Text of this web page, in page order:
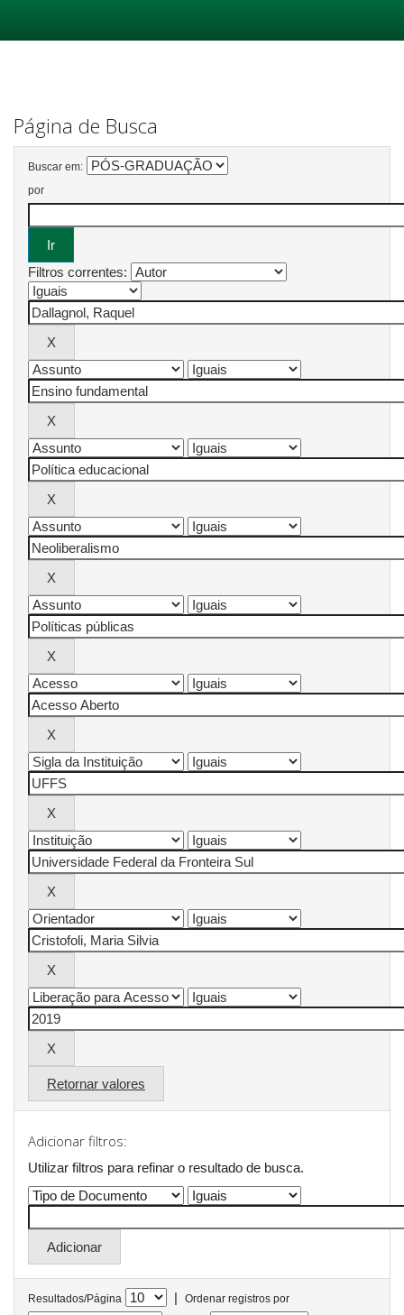
Página de Busca
Buscar em:
por
Filtros correntes:
Retornar valores
Adicionar filtros:
Utilizar filtros para refinar o resultado de busca.
Resultados/Página |
Ordenar registros por